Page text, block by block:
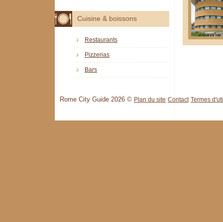
Cuisine & boissons
Restaurants
Pizzerias
Bars
Rome City Guide 2026 © Plan du site Contact Termes